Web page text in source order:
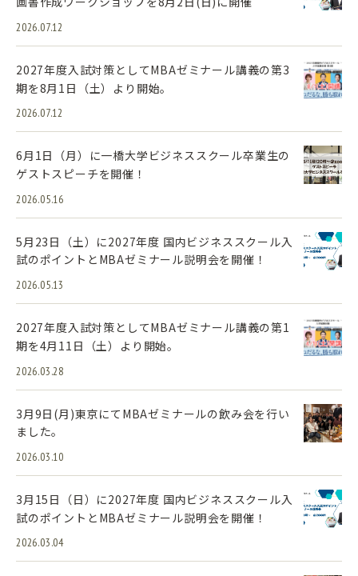
2026.07.12
2027年度入試対策としてMBAゼミナール講義の第3
期を8月1日（土）より開始。
2026.07.12
6月1日（月）に一橋大学ビジネススクール卒業生の
ゲストスピーチを開催！
2026.05.16
5月23日（土）に2027年度 国内ビジネススクール入
試のポイントとMBAゼミナール説明会を開催！
2026.05.13
2027年度入試対策としてMBAゼミナール講義の第1
期を4月11日（土）より開始。
2026.03.28
3月9日(月)東京にてMBAゼミナールの飲み会を行い
ました。
2026.03.10
3月15日（日）に2027年度 国内ビジネススクール入
試のポイントとMBAゼミナール説明会を開催！
2026.03.04